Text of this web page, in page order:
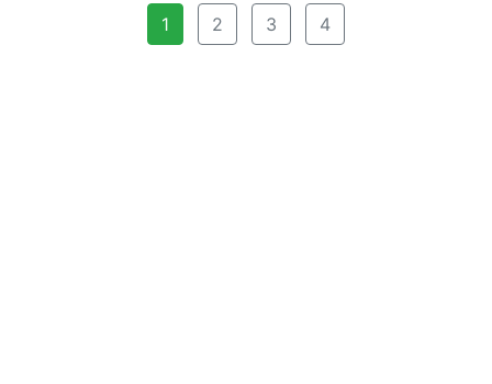
1 2 3 4